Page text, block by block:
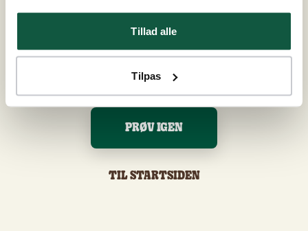
Tillad alle
Tilpas
PRØV IGEN
TIL STARTSIDEN